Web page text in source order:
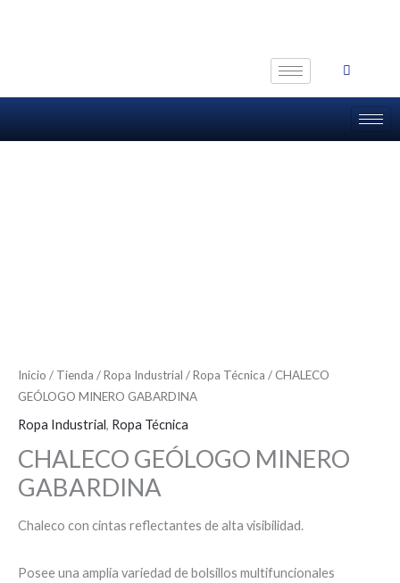
Inicio / Tienda /Ropa Industrial /Ropa Técnica / CHALECO
GEÓLOGO MINERO GABARDINA
Ropa Industrial, Ropa Técnica
CHALECO GEÓLOGO MINERO
GABARDINA
Chaleco con cintas reflectantes de alta visibilidad.
Posee una amplia variedad de bolsillos multifuncionales